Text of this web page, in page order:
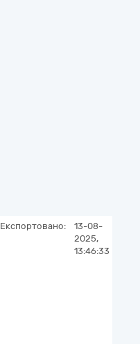
Експортовано:
13-08-
2025,
13:46:33